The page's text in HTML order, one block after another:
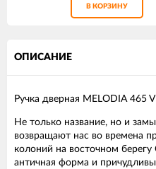
В КОРЗИНУ
ОПИСАНИЕ
Ручка дверная MELODIA 465
Не только название, но и
возвращают нас во времена
колоний на восточном берегу
античная форма и